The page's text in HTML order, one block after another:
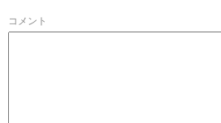
コメント